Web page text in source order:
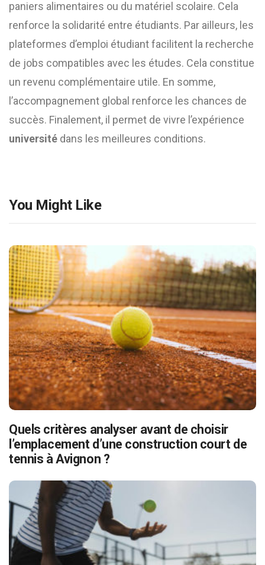
paniers alimentaires ou du matériel scolaire. Cela
renforce la solidarité entre étudiants. Par ailleurs, les
plateformes d’emploi étudiant facilitent la recherche
de jobs compatibles avec les études. Cela constitue
un revenu complémentaire utile. En somme,
l’accompagnement global renforce les chances de
succès. Finalement, il permet de vivre l’expérience
université dans les meilleures conditions.
You Might Like
Quels critères analyser avant de choisir
l’emplacement d’une construction court de
tennis à Avignon ?